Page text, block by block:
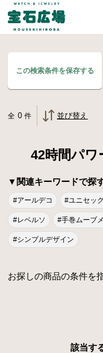
この検索条件を保存する
全 0 件 並び替え
42時間パワ
▼関連キーワードで探
#アールデコ #ユニセッ
#レベルソ #手巻ムーブ
#シンプルデザイン
お探しの商品の条件を
該当す